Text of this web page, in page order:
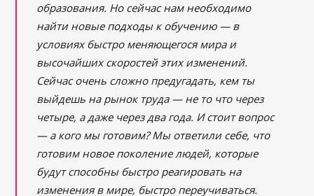
образования. Но сейчас нам необходимо
найти новые подходы к обучению — в
условиях быстро меняющегося мира и
высочайших скоростей этих изменений.
Сейчас очень сложно предугадать, кем ты
выйдешь на рынок труда — не то что через
четыре, а даже через два года. И стоит вопрос
— а кого мы готовим? Мы ответили себе, что
готовим новое поколение людей, которые
будут способны быстро реагировать на
изменения в мире, быстро переучиваться.